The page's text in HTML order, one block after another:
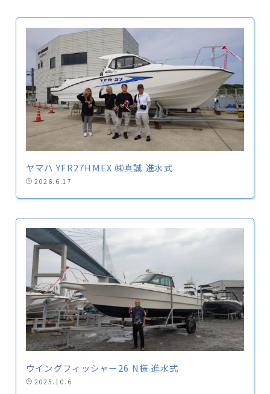
ヤマハ YFR27HMEX ㈱真誠 進水式
2026.6.17
ウイングフィッシャー26 N様 進水式
2025.10.6